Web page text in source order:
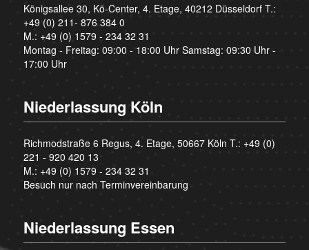
Königsallee 30, Kö-Center, 4. Etage, 40212 Düsseldorf T.:
+49 (0) 211- 876 384 0
M.: +49 (0) 1579 - 234 32 31
Montag - Freitag: 09:00 - 18:00 Uhr Samstag: 09:30 Uhr -
17:00 Uhr
Niederlassung Köln
Richmodstraße 6 Regus, 4. Etage, 50667 Köln T.: +49 (0)
221 - 920 420 13
M.: +49 (0) 1579 - 234 32 31
Besuch nur nach Terminvereinbarung
Niederlassung Essen